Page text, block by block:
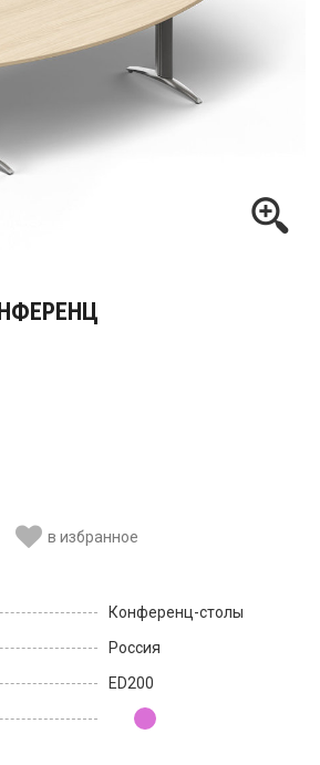
в избранное
Конференц-столы
Россия
ED200